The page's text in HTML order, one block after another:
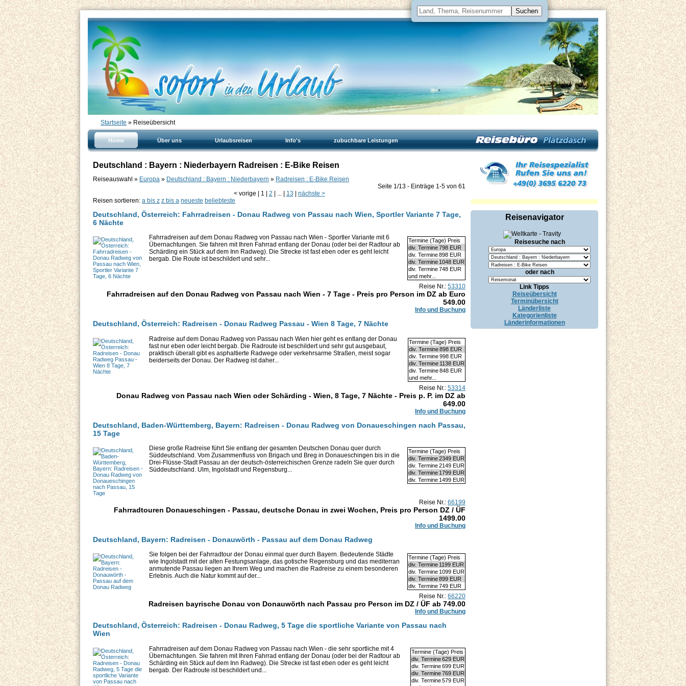
Startseite » Reiseübersicht
Home Über uns Urlaubsreisen Info's zubuchbare Leistungen
Deutschland : Bayern : Niederbayern Radreisen : E-Bike Reisen
Reiseauswahl » Europa » Deutschland : Bayern : Niederbayern » Radreisen : E-Bike Reisen
Seite 1/13 - Einträge 1-5 von 61
< vorige | 1 | 2 | | 13 | nächste >
Reisen sortieren: a bis z z bis a neueste beliebteste
Deutschland, Österreich: Fahrradreisen - Donau Radweg von Passau nach Wien, Sportler Variante 7 Tage,
6 Nächte
Termine (Tage) Preis
div. Termine798 EUR
div. Termine898 EUR
div. Termine 1048 EUR
div. Termine748 EUR
und mehr...
Fahrradreisen auf dem Donau Radweg von Passau nach Wien - Sportler Variante mit 6
Übernachtungen. Sie fahren mit Ihren Fahrrad entlang der Donau (oder bei der Radtour ab
Schärding ein Stück auf dem Inn Radweg). Die Strecke ist fast eben oder es geht leicht
bergab. Die Route ist beschildert und sehr...
Reise Nr.: 53310
Fahrradreisen auf den Donau Radweg von Passau nach Wien - 7 Tage - Preis pro Person im DZ ab Euro
549.00
Info und Buchung
Deutschland, Österreich: Radreisen - Donau Radweg Passau - Wien 8 Tage, 7 Nächte
Termine (Tage) Preis
div. Termine898 EUR
div. Termine998 EUR
div. Termine 1138 EUR
div. Termine848 EUR
und mehr...
Radreise auf dem Donau Radweg von Passau nach Wien hier geht es entlang der Donau
fast nur eben oder leicht bergab. Die Radroute ist beschildert und sehr gut ausgebaut,
praktisch überall gibt es asphaltierte Radwege oder verkehrsarme Straßen, meist sogar
beiderseits der Donau. Der Radweg ist daher...
Reise Nr.: 53314
Donau Radweg von Passau nach Wien oder Schärding - Wien, 8 Tage, 7 Nächte - Preis p. P. im DZ ab
649.00
Info und Buchung
Deutschland, Baden-Württemberg, Bayern: Radreisen - Donau Radweg von Donaueschingen nach Passau,
15 Tage
Termine (Tage) Preis
div. Termine2349 EUR
div. Termine2149 EUR
div. Termine 1799 EUR
div. Termine 1499 EUR
Diese große Radreise führt Sie entlang der gesamten Deutschen Donau quer durch
Süddeutschland. Vom Zusammenfluss von Brigach und Breg in Donaueschingen bis in die
Drei-Flüsse-Stadt Passau an der deutsch-österreichischen Grenze radeln Sie quer durch
Süddeutschland. Ulm, Ingolstadt und Regensburg...
Reise Nr.: 66199
Fahrradtouren Donaueschingen - Passau, deutsche Donau in zwei Wochen, Preis pro Person DZ / ÜF
1499.00
Info und Buchung
Deutschland, Bayern: Radreisen - Donauwörth - Passau auf dem Donau Radweg
Termine (Tage) Preis
div. Termine 1199 EUR
div. Termine 1099 EUR
div. Termine899 EUR
div. Termine749 EUR
Sie folgen bei der Fahrradtour der Donau einmal quer durch Bayern. Bedeutende Städte
wie Ingolstadt mit der alten Festungsanlage, das gotische Regensburg und das mediterran
anmutende Passau liegen an Ihrem Weg und machen die Radreise zu einem besonderen
Erlebnis. Auch die Natur kommt auf der...
Reise Nr.: 66220
Radreisen bayrische Donau von Donauwörth nach Passau pro Person im DZ / ÜF ab 749.00
Info und Buchung
Deutschland, Österreich: Radreisen - Donau Radweg, 5 Tage die sportliche Variante von Passau nach
Wien
Termine (Tage) Preis
div. Termine629 EUR
div. Termine699 EUR
div. Termine769 EUR
div. Termine579 EUR
Fahrradreisen auf dem Donau Radweg von Passau nach Wien - die sehr sportliche mit 4
Übernachtungen. Sie fahren mit Ihren Fahrrad entlang der Donau (oder bei der Radtour ab
Schärding ein Stück auf dem Inn Radweg). Die Strecke ist fast eben oder es geht leicht
bergab. Der Radroute ist beschildert und...
Reisenavigator
Reisesuche nach
oder nach
Link Tipps
Reiseübersicht
Terminübersicht
Länderliste
Kategorienliste
Länderinformationen